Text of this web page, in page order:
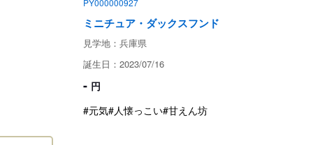
クレジット（別途、手数料5％かかります。）
金書留
PY000000927
ミニチュア・ダックスフンド
見学地：兵庫県
誕生日：2023/07/16
- 円
#元気#人懐っこい#甘えん坊